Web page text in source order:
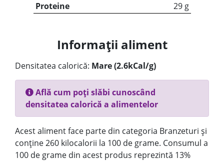
Proteine
29 g
Informații aliment
Densitatea calorică: Mare (2.6kCal/g)
Află cum poți slăbi cunoscând
densitatea calorică a alimentelor
Acest aliment face parte din categoria Branzeturi și
conține 260 kilocalorii la 100 de grame. Consumul a
100 de grame din acest produs reprezintă 13%